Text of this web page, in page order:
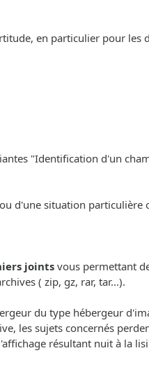
en particulier pour les
"Identification d'un
d'une situation particulière
jointsvous permettant
( zip, gz, rar, tar...).
du type hébergeur
les sujets concernés
résultant nuit à la